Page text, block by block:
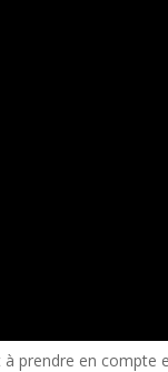
prendre en compte